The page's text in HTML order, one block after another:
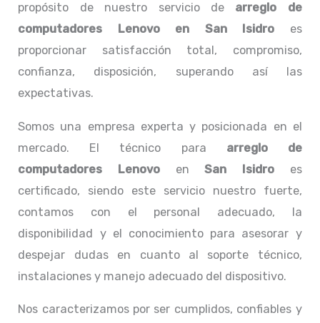
propósito de nuestro servicio de arreglo de
computadores Lenovo en San Isidro es
proporcionar satisfacción total, compromiso,
confianza, disposición, superando así las
expectativas.
Somos una empresa experta y posicionada en el
mercado. El técnico para arreglo de
computadores Lenovo enSan Isidro es
certificado, siendo este servicio nuestro fuerte,
contamos con el personal adecuado, la
disponibilidad y el conocimiento para asesorar y
despejar dudas en cuanto al soporte técnico,
instalaciones y manejo adecuado del dispositivo.
Nos caracterizamos por ser cumplidos, confiables y